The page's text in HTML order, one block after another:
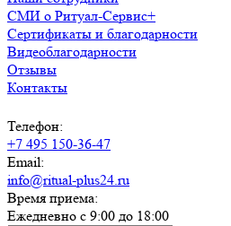
СМИ о Ритуал-Сервис+
Сертификаты и благодарности
Видеоблагодарности
Отзывы
Контакты
Телефон:
+7 495 150-36-47
Email:
info@ritual-plus24.ru
Время приема:
Ежедневно с 9:00 до 18:00